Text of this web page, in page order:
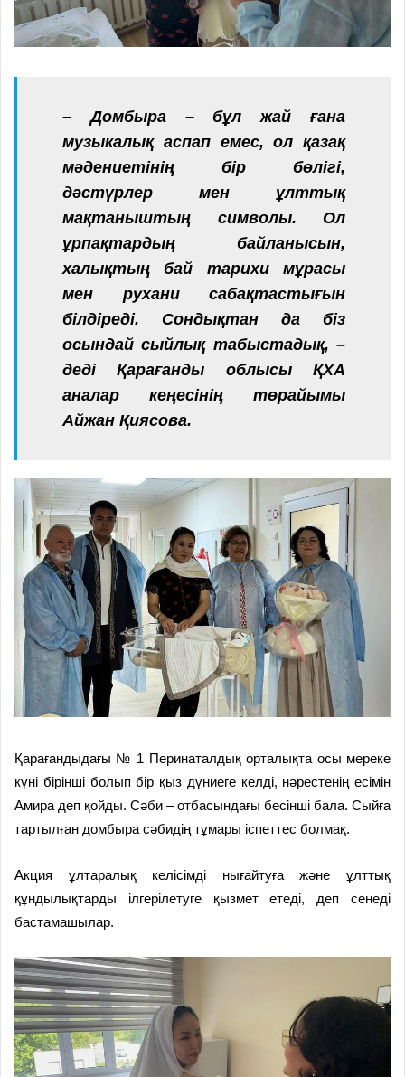
– Домбыра – бұл жай ғана
музыкалық аспап емес, ол қазақ
мәдениетінің бір бөлігі,
дәстүрлер мен ұлттық
мақтаныштың символы. Ол
ұрпақтардың байланысын,
халықтың бай тарихи мұрасы
мен рухани сабақтастығын
білдіреді. Сондықтан да біз
осындай сыйлық табыстадық, –
деді Қарағанды облысы ҚХА
аналар кеңесінің төрайымы
Айжан Қиясова.
Қарағандыдағы № 1 Перинаталдық орталықта осы мереке
күні бірінші болып бір қыз дүниеге келді, нәрестенің есімін
Амира деп қойды. Сәби – отбасындағы бесінші бала. Сыйға
тартылған домбыра сәбидің тұмары іспеттес болмақ.
Акция ұлтаралық келісімді нығайтуға және ұлттық
құндылықтарды ілгерілетуге қызмет етеді, деп сенеді
бастамашылар.